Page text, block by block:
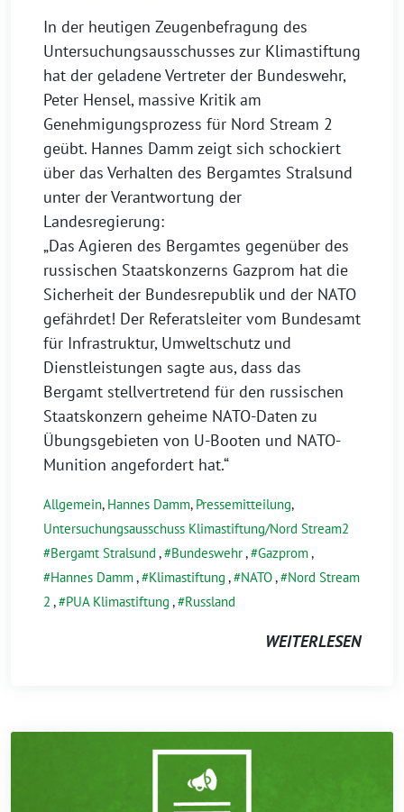
In der heutigen Zeugenbefragung des
Untersuchungsausschusses zur Klimastiftung
hat der geladene Vertreter der Bundeswehr,
Peter Hensel, massive Kritik am
Genehmigungsprozess für Nord Stream 2
geübt. Hannes Damm zeigt sich schockiert
über das Verhalten des Bergamtes Stralsund
unter der Verantwortung der
Landesregierung:
„Das Agieren des Bergamtes gegenüber des
russischen Staatskonzerns Gazprom hat die
Sicherheit der Bundesrepublik und der NATO
gefährdet! Der Referatsleiter vom Bundesamt
für Infrastruktur, Umweltschutz und
Dienstleistungen sagte aus, dass das
Bergamt stellvertretend für den russischen
Staatskonzern geheime NATO-Daten zu
Übungsgebieten von U-Booten und NATO-
Munition angefordert hat.“
Allgemein, Hannes Damm, Pressemitteilung,
Untersuchungsausschuss Klimastiftung/Nord Stream2
Bergamt Stralsund , Bundeswehr, Gazprom,
Hannes Damm, Klimastiftung , NATO,
Nord Stream
2 , PUA Klimastiftung , Russland
WEITERLESEN